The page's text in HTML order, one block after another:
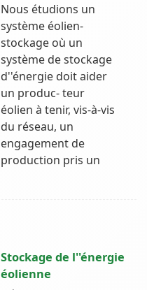
Nous étudions un
système éolien-
stockage où un
système de stockage
d''énergie doit aider
un produc- teur
éolien à tenir, vis-à-vis
du réseau, un
engagement de
production pris un
Stockage de l''énergie
éolienne